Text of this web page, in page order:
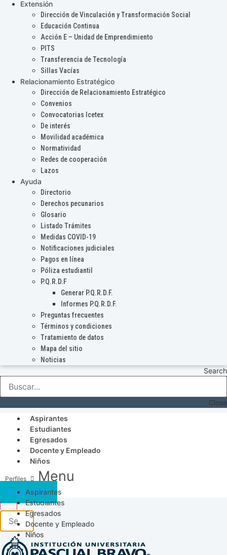
Extensión
Dirección de Vinculación y Transformación Social
Educación Continua
Acción E – Unidad de Emprendimiento
PITS
Transferencia de Tecnología
Sillas Vacías
Relacionamiento Estratégico
Dirección de Relacionamiento Estratégico
Convenios
Convocatorias Icetex
De interés
Movilidad académica
Normatividad
Redes de cooperación
Lazos
Ayuda
Directorio
Derechos pecunarios
Glosario
Listado Trámites
Medidas COVID-19
Notificaciones judiciales
Pagos en línea
Póliza estudiantil
P.Q.R.D.F
Generar P.Q.R.D.F.
Informes P.Q.R.D.F.
Preguntas frecuentes
Términos y condiciones
Tratamiento de datos
Mapa del sitio
Noticias
Search
Close
Aspirantes
Estudiantes
Egresados
Docente y Empleado
Niños
Menu
Aspirantes
Estudiantes
Egresados
Docente y Empleado
Niños
Acceso SICAU